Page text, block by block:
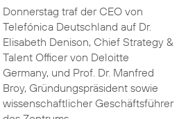
Donnerstag traf der CEO von
Telefónica Deutschland auf Dr.
Elisabeth Denison, Chief Strategy &
Talent Officer von Deloitte
Germany, und Prof. Dr. Manfred
Broy, Gründungspräsident sowie
wissenschaftlicher Geschäftsführer